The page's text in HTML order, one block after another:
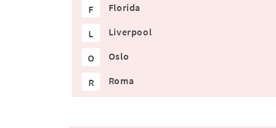
F Florida
L Liverpool
O Oslo
R Roma